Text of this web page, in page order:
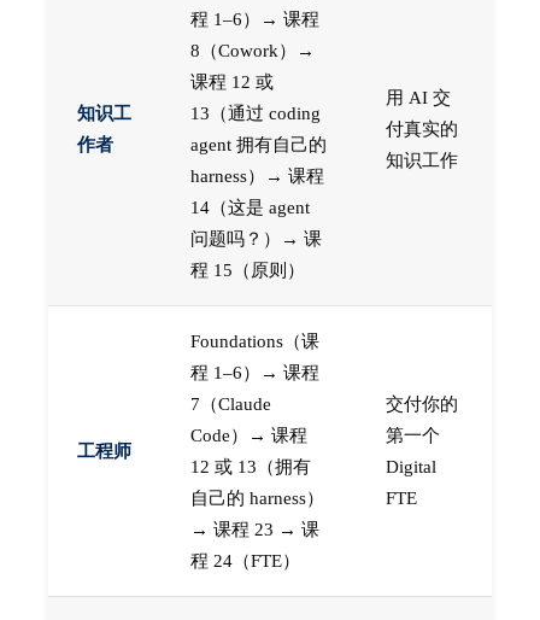
知识工
作者
程 1–6）→ 课程
8（Cowork）→
课程 12 或
13（通过 coding
agent 拥有自己的
harness）→ 课程
14（这是 agent
问题吗？）→ 课
程 15（原则）
用 AI 交
付真实的
知识工作
工程师
Foundations（课
程 1–6）→ 课程
7（Claude
Code）→ 课程
12 或 13（拥有
自己的 harness）
→ 课程 23 → 课
程 24（FTE）
交付你的
第一个
Digital
FTE